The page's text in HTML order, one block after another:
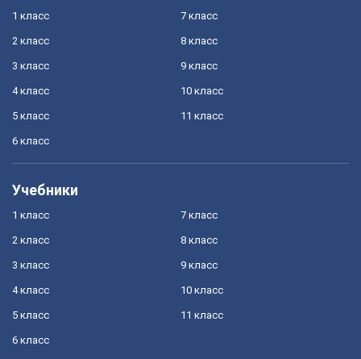
1 класс
2 класс
3 класс
4 класс
5 класс
6 класс
7 класс
8 класс
9 класс
10 класс
11 класс
Учебники
1 класс
2 класс
3 класс
4 класс
5 класс
6 класс
7 класс
8 класс
9 класс
10 класс
11 класс